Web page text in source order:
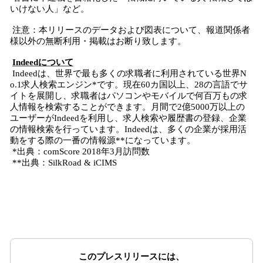
いけない人」など。
注意：本リリースのデータおよび図表について、報道関係者
様以外の無断利用・掲載はお断り致します。
Indeedについて
Indeedは、世界で最も多くの求職者に利用されている世界N
o.1求人検索エンジン*です。現在60カ国以上、28の言語でサ
イトを展開し、求職者はパソコンやモバイルで何百万もの求
人情報を検索することができます。月間で2億5000万以上の
ユーザーがIndeedを利用し、求人検索や履歴書の登録、企業
の情報検索を行っています。Indeedは、多くの企業が採用活
動をする際の一番の情報源**になっています。
*出典：comScore 2018年3月訪問数
**出典：SilkRoad & iCIMS
このプレスリリースには、